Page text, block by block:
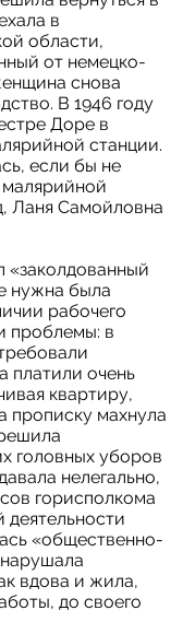
в
области,
от немецко-
снова
В 1946 году
Доре в
станции.
если бы не
Ланя Самойловна
нужна была
рабочего
проблемы: в
платили очень
квартиру,
прописку махнула
головных уборов
нелегально,
горисполкома
деятельности
«общественно-
вдова и жила,
до своего